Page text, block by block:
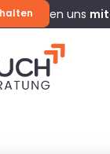
bewerten uns mit